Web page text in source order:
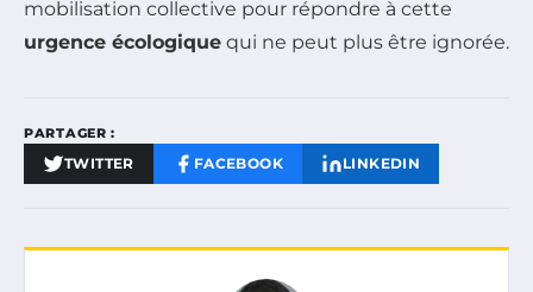
mobilisation collective pour répondre à cette
urgence écologique qui ne peut plus être ignorée.
PARTAGER :
TWITTER FACEBOOK LINKEDIN